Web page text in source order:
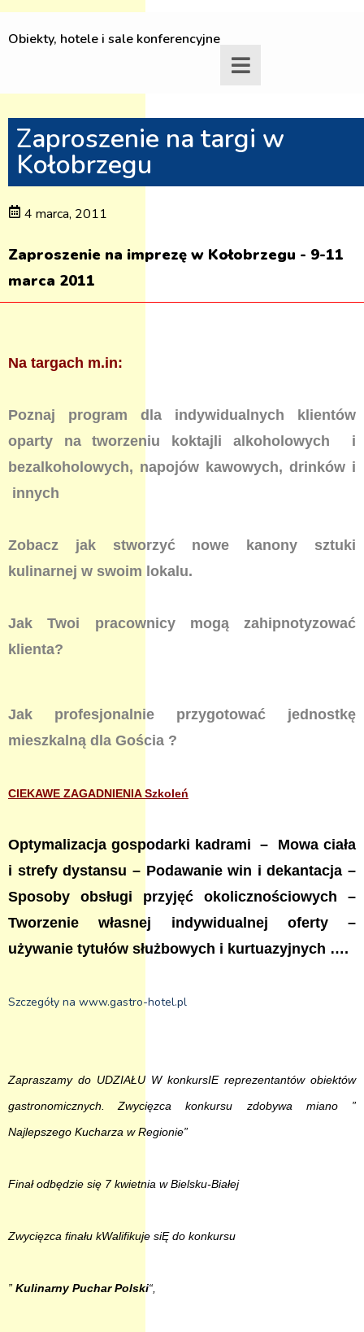
Obiekty, hotele i sale konferencyjne
Zaproszenie na targi w
Kołobrzegu
4 marca, 2011
Zaproszenie na imprezę w Kołobrzegu - 9-11
marca 2011
Na targach m.in:
Poznaj program dla indywidualnych klientów
oparty na tworzeniu koktajli alkoholowych i
bezalkoholowych, napojów kawowych, drinków i
innych
Zobacz jak stworzyć nowe kanony sztuki
kulinarnej w swoim lokalu.
Jak Twoi pracownicy mogą zahipnotyzować
klienta?
Jak profesjonalnie przygotować jednostkę
mieszkalną dla Gościa ?
CIEKAWE ZAGADNIENIA Szkoleń
Optymalizacja gospodarki kadrami – Mowa ciała
i strefy dystansu – Podawanie win i dekantacja –
Sposoby obsługi przyjęć okolicznościowych –
Tworzenie własnej indywidualnej oferty –
używanie tytułów służbowych i kurtuazyjnych ….
Szczegóły na www.gastro-hotel.pl
Zapraszamy do UDZIAŁU W konkursIE reprezentantów obiektów
gastronomicznych.
Zwycięzca konkursu zdobywa miano ”
Najlepszego Kucharza w Regionie”
Finał odbędzie się 7 kwietnia w Bielsku-Białej
Zwycięzca finału kWalifikuje siĘ do konkursu
” Kulinarny Puchar Polski“,